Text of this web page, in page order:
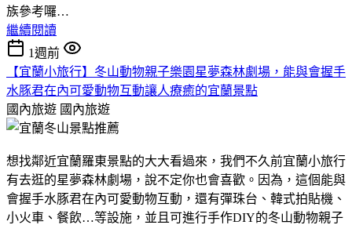
族參考囉…
繼續閱讀
1週前
【宜蘭小旅行】冬山動物親子樂園星夢森林劇場，能與會握手
水豚君在內可愛動物互動讓人療癒的宜蘭景點
國內旅遊 國內旅遊
想找鄰近宜蘭羅東景點的大大看過來，我們不久前宜蘭小旅行
有去逛的星夢森林劇場，說不定你也會喜歡。因為，這個能與
會握手水豚君在內可愛動物互動，還有彈珠台、韓式拍貼機、
小火車、餐飲…等設施，並且可進行手作DIY的冬山動物親子